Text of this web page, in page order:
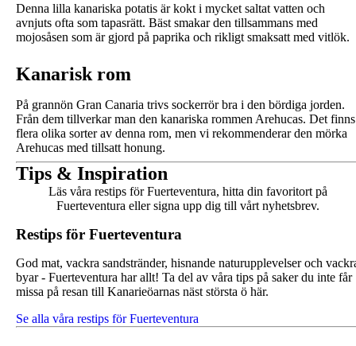
Denna lilla kanariska potatis är kokt i mycket saltat vatten och
avnjuts ofta som tapasrätt. Bäst smakar den tillsammans med
mojosåsen som är gjord på paprika och rikligt smaksatt med vitlök.
Kanarisk rom
På grannön Gran Canaria trivs sockerrör bra i den bördiga jorden.
Från dem tillverkar man den kanariska rommen Arehucas. Det finns
flera olika sorter av denna rom, men vi rekommenderar den mörka
Arehucas med tillsatt honung.
Tips & Inspiration
Läs våra restips för Fuerteventura, hitta din favoritort på
Fuerteventura eller signa upp dig till vårt nyhetsbrev.
Restips för Fuerteventura
God mat, vackra sandstränder, hisnande naturupplevelser och
byar - Fuerteventura har allt! Ta del av våra tips på saker du inte får
missa på resan till Kanarieöarnas näst största ö här.
Se alla våra restips för Fuerteventura